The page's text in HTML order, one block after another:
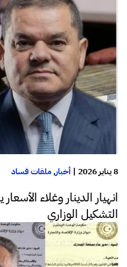
8 يناير 2026 | أخبار,ملفات فساد
انهيار الدينار وغلاء
التشكيل الوزاري